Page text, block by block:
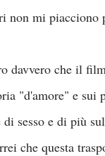
non mi
davvero che il
"d'amore" e sui
sesso e di più
che questa